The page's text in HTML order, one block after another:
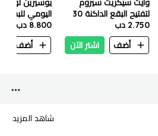
وايت سيكريت سيروم
لتفتيح البقع الداكنة 30
مل
2.750 دب
أضف
اشتر الآن
يوسيرين لوشن
اليومي
واقٍي من
خالٍ من العطور
8.800 دب
أضف
شاهد المزيد